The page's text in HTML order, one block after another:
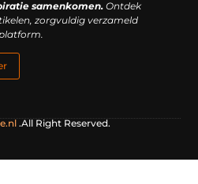
samenkomen.Ontdek
zorgvuldig verzameld
.All Right Reserved.